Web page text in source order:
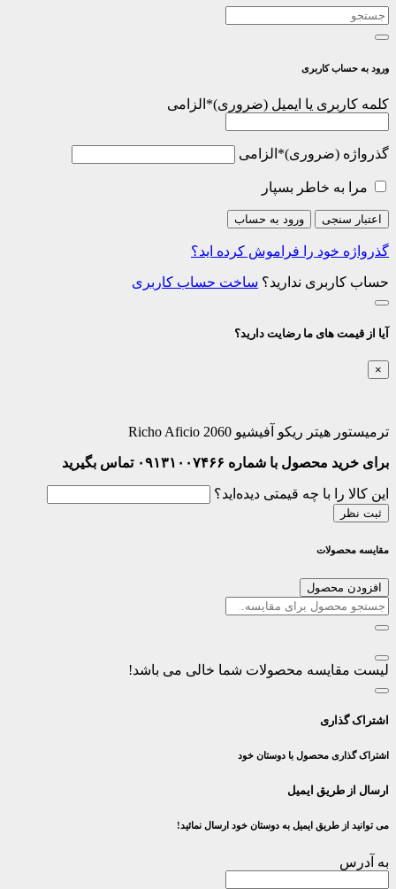
ورود به حساب کاربری
کلمه کاربری یا ایمیل * الزامی
گذرواژه * الزامی
مرا به خاطر بسپار
اعتبار سنجی ورود به حساب
گذرواژه خود را فراموش کرده اید؟
حساب کاربری ندارید؟ ساخت حساب کاربری
آیا از قیمت های ما رضایت دارید؟
×
ترمیستور هیتر ریکو آفیشیو 2060 Richo Aficio
برای خرید محصول با شماره ۰۹۱۳۱۰۰۷۴۶۶ تماس بگیرید
این کالا را با چه قیمتی دیده‌اید؟
ثبت نظر
مقایسه محصولات
افزودن محصول
لیست مقایسه محصولات شما خالی می باشد!
اشتراک گذاری
اشتراک گذاری محصول با دوستان خود
ارسال از طریق ایمیل
می توانید از طریق ایمیل به دوستان خود ارسال نمائید!
به آدرس